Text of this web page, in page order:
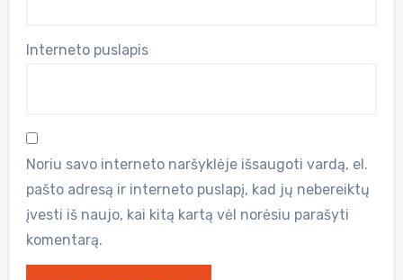
Interneto puslapis
Noriu savo interneto naršyklėje išsaugoti vardą, el.
pašto adresą ir interneto puslapį, kad jų nebereiktų
įvesti iš naujo, kai kitą kartą vėl norėsiu parašyti
komentarą.